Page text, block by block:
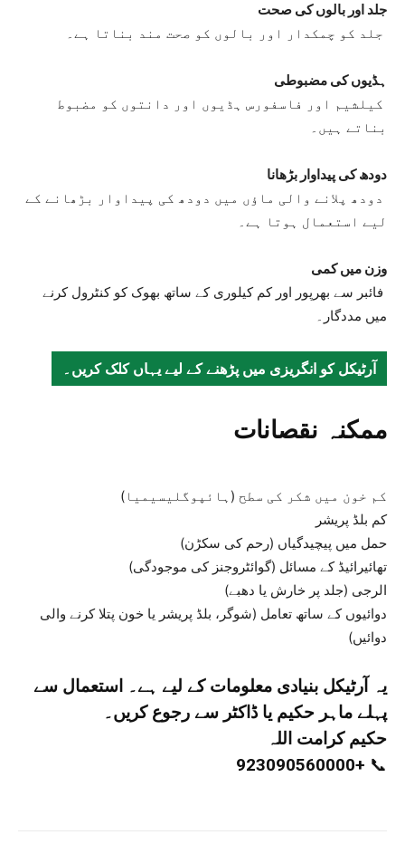
جلد اور بالوں کی صحت
جلد کو چمکدار اور بالوں کو صحت مند بناتا ہے۔
ہڈیوں کی مضبوطی
کیلشیم اور فاسفورس ہڈیوں اور دانتوں کو مضبوط
بناتے ہیں۔
دودھ کی پیداوار بڑھانا
دودھ پلانے والی ماؤں میں دودھ کی پیداوار بڑھانے کے
لیے استعمال ہوتا ہے۔
وزن میں کمی
فائبر سے بھرپور اور کم کیلوری کے ساتھ بھوک کو کنٹرول کرنے
میں مددگار۔
آرٹیکل کو انگریزی میں پڑھنے کے لیے یہاں کلک کریں۔
ممکنہ نقصانات
کم خون میں شکر کی سطح (ہائپوگلیسیمیا)
کم بلڈ پریشر
حمل میں پیچیدگیاں (رحم کی سکڑن)
تھائیرائیڈ کے مسائل (گوائٹروجنز کی موجودگی)
الرجی (جلد پر خارش یا دھبے)
دوائیوں کے ساتھ تعامل (شوگر، بلڈ پریشر یا خون پتلا کرنے والی
دوائیں)
یہ آرٹیکل بنیادی معلومات کے لیے ہے۔ استعمال سے
پہلے ماہر حکیم یا ڈاکٹر سے رجوع کریں۔
حکیم کرامت اللہ
📞
+923090560000